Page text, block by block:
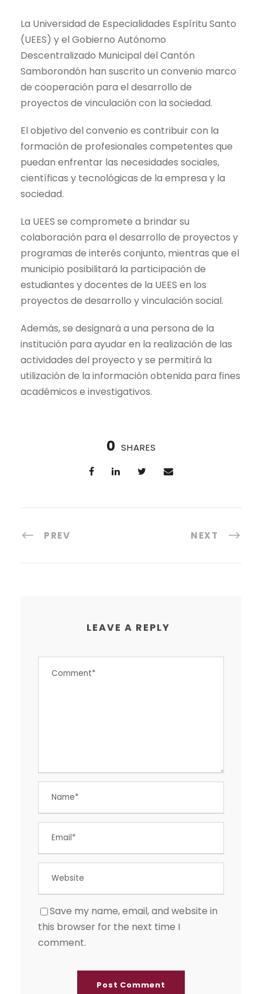
La Universidad de Especialidades Espíritu Santo
(UEES) y el Gobierno Autónomo
Descentralizado Municipal del Cantón
Samborondón han suscrito un convenio marco
de cooperación para el desarrollo de
proyectos de vinculación con la sociedad.
El objetivo del convenio es contribuir con la
formación de profesionales competentes que
puedan enfrentar las necesidades sociales,
científicas y tecnológicas de la empresa y la
sociedad.
La UEES se compromete a brindar su
colaboración para el desarrollo de proyectos y
programas de interés conjunto, mientras que el
municipio posibilitará la participación de
estudiantes y docentes de la UEES en los
proyectos de desarrollo y vinculación social.
Además, se designará a una persona de la
institución para ayudar en la realización de las
actividades del proyecto y se permitirá la
utilización de la información obtenida para fines
académicos e investigativos.
0 SHARES
PREV NEXT
LEAVE A REPLY
Save my name, email, and website in
this browser for the next time I
comment.